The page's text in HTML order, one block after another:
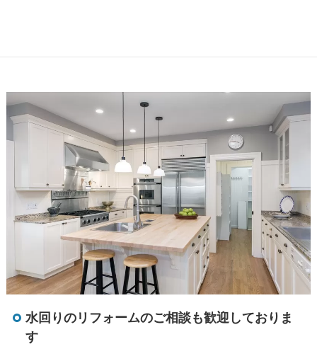
水回りのリフォームのご相談も歓迎しておりま
す